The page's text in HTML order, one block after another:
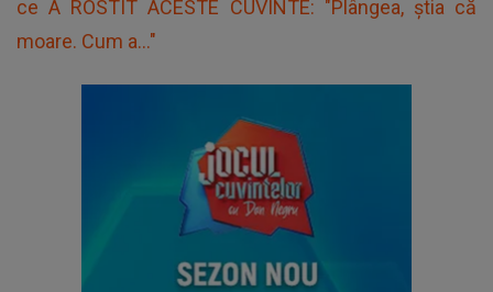
ce A ROSTIT ACESTE CUVINTE: "Plângea, știa că
moare. Cum a..."